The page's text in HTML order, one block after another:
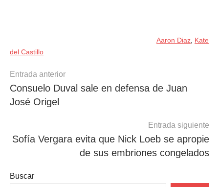
Aaron Diaz Kate
del Castillo
Navegación
de
entradas
Entrada anterior
Consuelo Duval sale en defensa de Juan
José Origel
Entrada siguiente
Sofía Vergara evita que Nick Loeb se apropie
de sus embriones congelados
Buscar